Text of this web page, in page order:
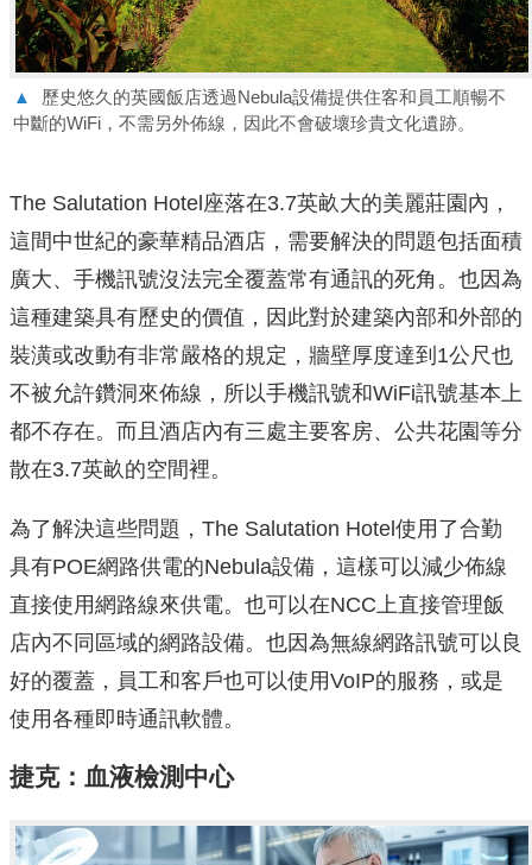
▲
歷史悠久的英國飯店透過Nebula設備提供住客和員工順暢不
中斷的WiFi，不需另外佈線，因此不會破壞珍貴文化遺跡。
The Salutation Hotel座落在3.7英畝大的美麗莊園內，
這間中世紀的豪華精品酒店，需要解決的問題包括面積
廣大、手機訊號沒法完全覆蓋常有通訊的死角。也因為
這種建築具有歷史的價值，因此對於建築內部和外部的
裝潢或改動有非常嚴格的規定，牆壁厚度達到1公尺也
不被允許鑽洞來佈線，所以手機訊號和WiFi訊號基本上
都不存在。而且酒店內有三處主要客房、公共花園等分
散在3.7英畝的空間裡。
為了解決這些問題，The Salutation Hotel使用了合勤
具有POE網路供電的Nebula設備，這樣可以減少佈線
直接使用網路線來供電。也可以在NCC上直接管理飯
店內不同區域的網路設備。也因為無線網路訊號可以良
好的覆蓋，員工和客戶也可以使用VoIP的服務，或是
使用各種即時通訊軟體。
捷克：血液檢測中心